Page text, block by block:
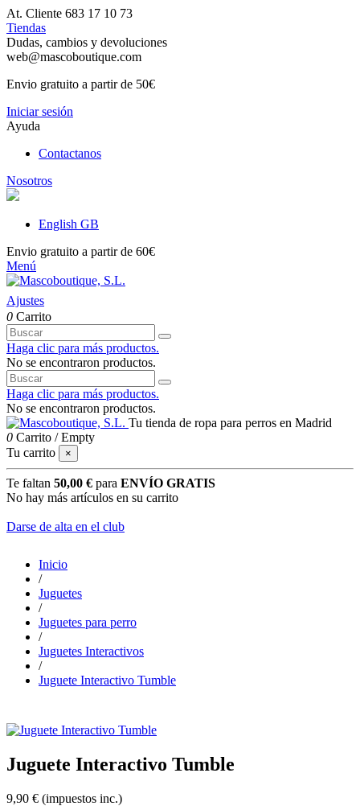
At. Cliente 683 17 10 73
Tiendas
Dudas, cambios y devoluciones
web@mascoboutique.com
Envio gratuito a partir de 50€
Iniciar sesión
Ayuda
Contactanos
Nosotros
English GB
Envio gratuito a partir de 60€
Menú
Ajustes
0 Carrito
Haga clic para más productos.
No se encontraron productos.
Haga clic para más productos.
No se encontraron productos.
Tu tienda de ropa para perros en Madrid
0 Carrito /Empty
Tu carrito
×
Te faltan 50,00 € para ENVÍO GRATIS
No hay más artículos en su carrito
Darse de alta en el club
Inicio
/
Juguetes
/
Juguetes para perro
/
Juguetes Interactivos
/
Juguete Interactivo Tumble
Juguete Interactivo Tumble
9,90 € (impuestos inc.)